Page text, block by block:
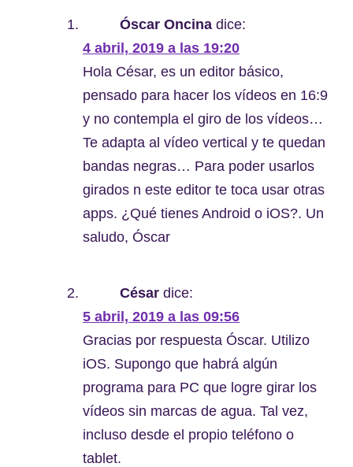
Óscar Oncina dice:
4 abril, 2019 a las 19:20
Hola César, es un editor básico,
pensado para hacer los vídeos en 16:9
y no contempla el giro de los vídeos…
Te adapta al vídeo vertical y te quedan
bandas negras… Para poder usarlos
girados n este editor te toca usar otras
apps. ¿Qué tienes Android o iOS?. Un
saludo, Óscar
César dice:
5 abril, 2019 a las 09:56
Gracias por respuesta Óscar. Utilizo
iOS. Supongo que habrá algún
programa para PC que logre girar los
vídeos sin marcas de agua. Tal vez,
incluso desde el propio teléfono o
tablet.